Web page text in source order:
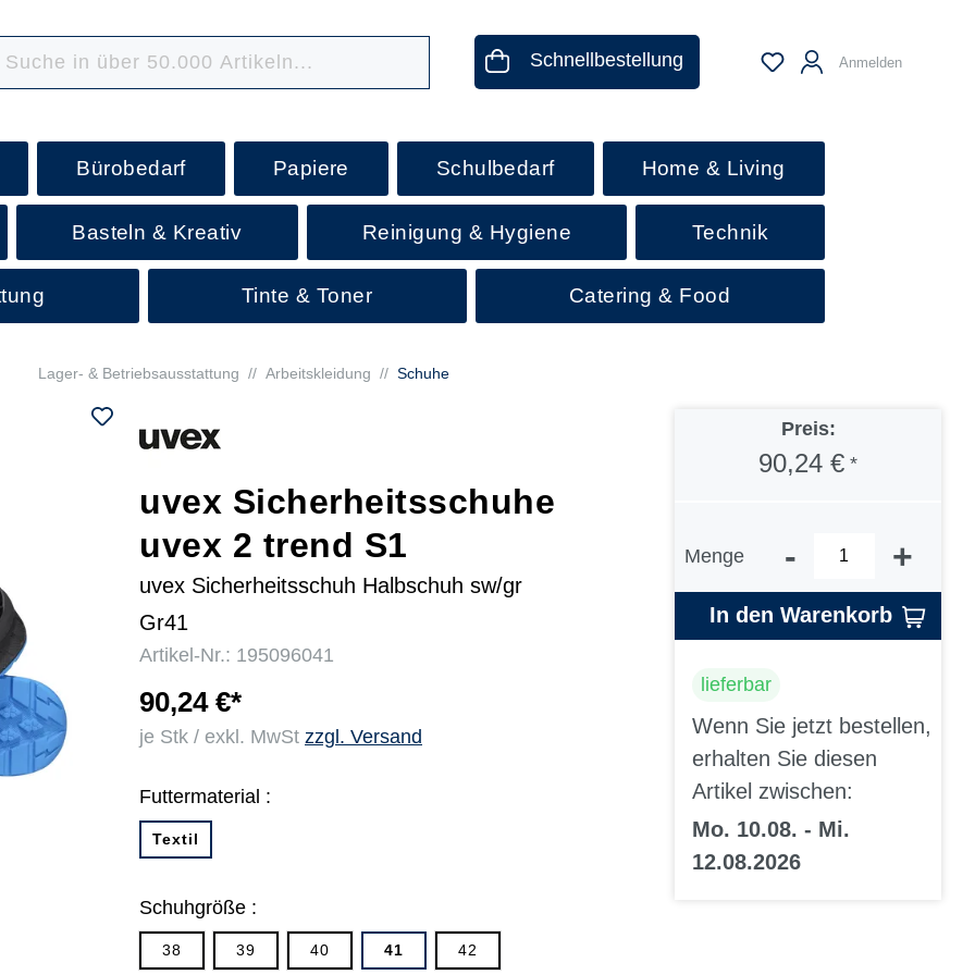
Schnellbestellung Anmelden
Bürobedarf Papiere Schulbedarf Home & Living
Basteln & Kreativ Reinigung & Hygiene Technik
Tinte & Toner Catering & Food
Lager- & Betriebsausstattung // Arbeitskleidung // Schuhe
uvex Sicherheitsschuhe
uvex 2 trend S1
uvex Sicherheitsschuh Halbschuh sw/gr
Gr41
Artikel-Nr.: 195096041
90,24 €*
je Stk / exkl. MwSt zzgl. Versand
Futtermaterial :
Textil
Schuhgröße :
38 39 40 41 42
Preis:
90,24 € *
Menge - +
In den Warenkorb
lieferbar
Wenn Sie jetzt bestellen,
erhalten Sie diesen
Artikel zwischen:
Mo. 10.08. - Mi.
12.08.2026